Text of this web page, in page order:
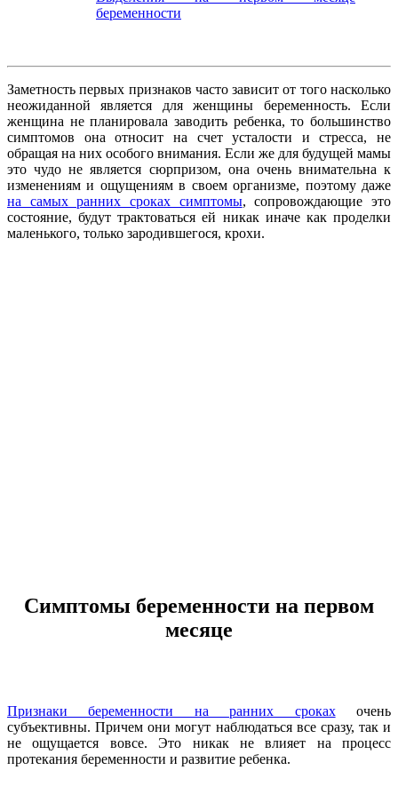
беременности
Заметность первых признаков часто зависит от того насколько
неожиданной является для женщины беременность. Если
женщина не планировала заводить ребенка, то большинство
симптомов она относит на счет усталости и стресса, не
обращая на них особого внимания. Если же для будущей мамы
это чудо не является сюрпризом, она очень внимательна к
изменениям и ощущениям в своем организме, поэтому даже
на самых ранних сроках симптомы, сопровождающие это
состояние, будут трактоваться ей никак иначе как проделки
маленького, только зародившегося, крохи.
Симптомы беременности на первом
месяце
Признаки беременности на ранних срокахочень
субъективны. Причем они могут наблюдаться все сразу, так и
не ощущается вовсе. Это никак не влияет на процесс
протекания беременности и развитие ребенка.